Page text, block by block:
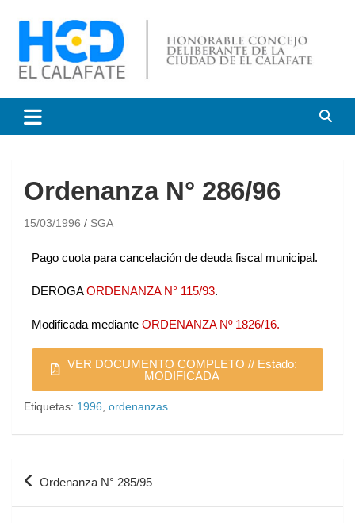
Honorable Concejo
Deliberante de El Calafate
Ordenanza N° 286/96
15/03/1996 SGA
Pago cuota para cancelación de deuda fiscal municipal.
DEROGAORDENANZA N° 115/93.
Modificada mediante ORDENANZA Nº 1826/16.
VER DOCUMENTO COMPLETO // Estado:
MODIFICADA
Etiquetas: 1996 ordenanzas
Ordenanza N° 285/95